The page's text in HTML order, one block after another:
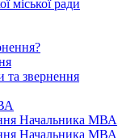
міської ради
та звернення
Начальника МВА
Начальника МВА